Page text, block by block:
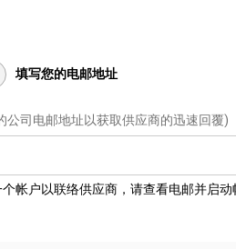
填写您的电邮地址
公司电邮地址以获取供应商的迅速回覆)
帐户以联络供应商，请查看电邮并启动